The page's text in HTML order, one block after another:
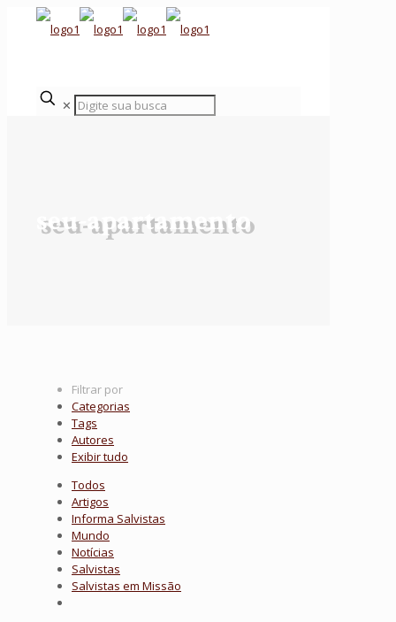
✕
seu-apartamento
Filtrar por
Categorias
Tags
Autores
Exibir tudo
Todos
Artigos
Informa Salvistas
Mundo
Notícias
Salvistas
Salvistas em Missão